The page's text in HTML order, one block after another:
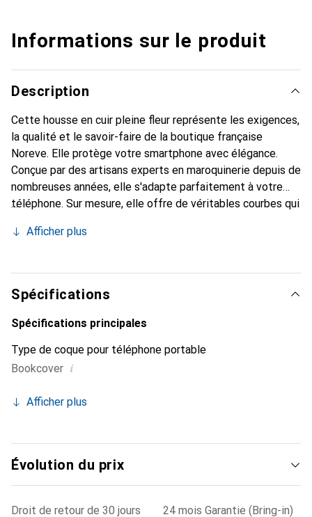
Informations sur le produit
Description
Cette housse en cuir pleine fleur représente les exigences,
la qualité et le savoir-faire de la boutique française
Noreve. Elle protège votre smartphone avec élégance.
Conçue par des artisans experts en maroquinerie depuis de
nombreuses années, elle s'adapte parfaitement à votre
téléphone. Sur mesure, elle offre de véritables courbes qui
accessoire chic et indispensable pour votre smartphone.
haute qualité, la marque Noreve est un choix sûr pour une
clientèle exigeante.
Afficher plus
Spécifications
Spécifications principales
Type de coque pour téléphone portable
Bookcover i
Afficher plus
Évolution du prix
Droit de retour de 30 jours
24 mois Garantie (Bring-in)